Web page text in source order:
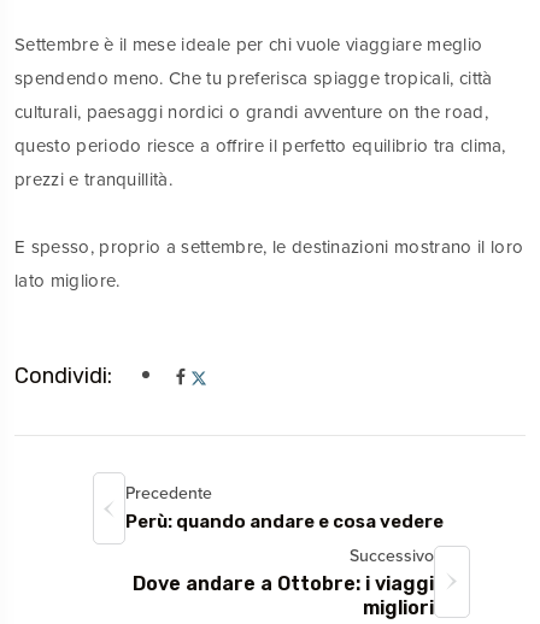
Settembre è il mese ideale per chi vuole viaggiare meglio
spendendo meno. Che tu preferisca spiagge tropicali, città
culturali, paesaggi nordici o grandi avventure on the road,
questo periodo riesce a offrire il perfetto equilibrio tra clima,
prezzi e tranquillità.
E spesso, proprio a settembre, le destinazioni mostrano il loro
lato migliore.
Condividi:
Precedente
Perù: quando andare e cosa vedere
Successivo
Dove andare a Ottobre: i viaggi
migliori